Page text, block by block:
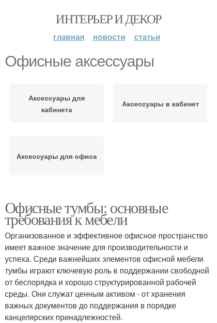
ИНТЕРЬЕР И ДЕКОР
главная новости статьи
Офисные аксессуары
Аксессуары для
кабинета
Аксессуары в кабинет
Аксессуары для офиса
Офисные тумбы: основные
требования к мебели
Организованное и эффективное офисное пространство
имеет важное значение для производительности и
успеха. Среди важнейших элементов офисной мебели
тумбы играют ключевую роль в поддержании свободной
от беспорядка и хорошо структурированной рабочей
среды. Они служат ценным активом - от хранения
важных документов до поддержания в порядке
канцелярских принадлежностей.